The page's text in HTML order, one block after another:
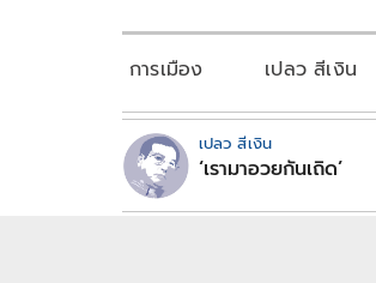
การเมือง เปลว สีเงิน
เปลว สีเงิน
‘เรามาอวยกันเถิด’